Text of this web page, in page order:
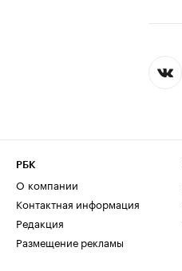
РБК
О компании
Контактная информация
Редакция
Размещение рекламы